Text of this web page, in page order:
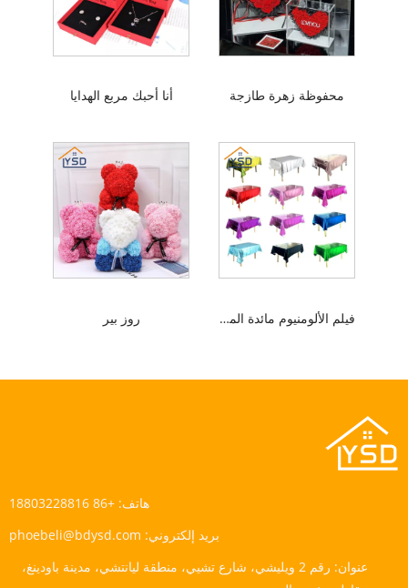
أنا أحبك مربع الهدايا محفوظة زهرة طازجة
روز بير فيلم الألومنيوم مائدة المائدة
هاتف: +86 18803228816
بريد إلكتروني: phoebeli@bdysd.com
عنوان:
رقم 2 ويليشي، شارع تشيي، منطقة ليانتشي، مدينة باودينغ،